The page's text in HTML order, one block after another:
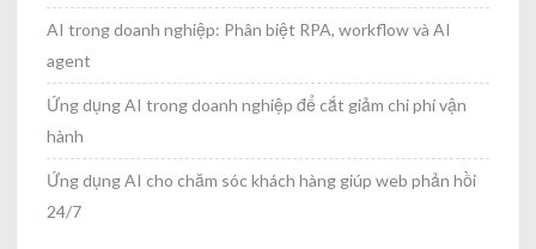
AI trong doanh nghiệp: Phân biệt RPA, workflow và AI
agent
Ứng dụng AI trong doanh nghiệp để cắt giảm chi phí vận
hành
Ứng dụng AI cho chăm sóc khách hàng giúp web phản hồi
24/7